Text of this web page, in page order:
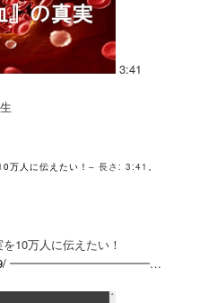
3:41
万人に伝えたい！– 長さ: 3:41。
10万人に伝えたい！
━━━━━━━━━━━━…